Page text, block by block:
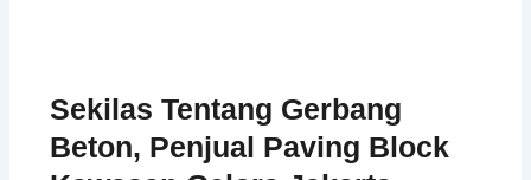
Sekilas Tentang Gerbang
Beton, Penjual Paving Block